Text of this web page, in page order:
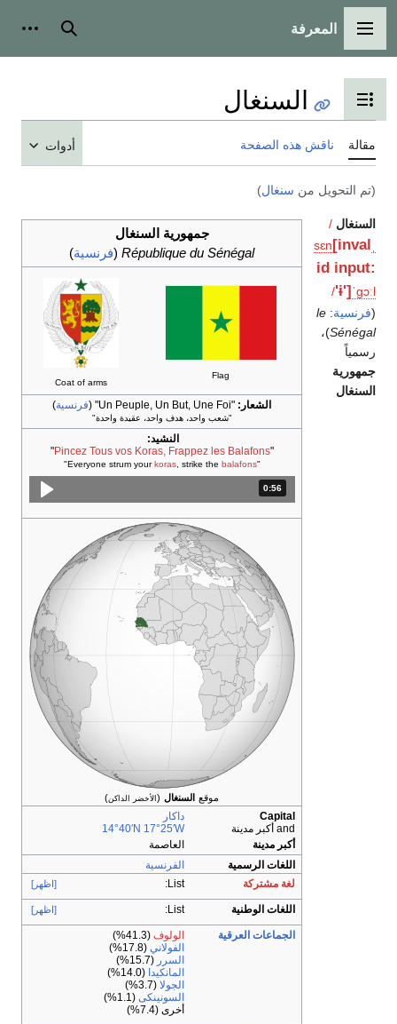
القائمة الرئيسية
المعرفة بحث
تبديل عرض جدول المحتويات
السنغال
مقالة ناقش هذه الصفحة أدوات
(تم التحويل من سنغال)
جمهورية السنغال
République du Sénégal
(فرنسية)
Flag
Coat of arms
الشعار: "Un Peuple, Un But, Une Foi"
(فرنسية)
"شعب واحد، هدف واحد، عقيدة واحدة"
النشيد:
"
Pincez Tous vos Koras, Frappez les Balafons
"
"Everyone strum your
koras, strike the balafons
"
المدة: 56 ثانية.
0:56
موقع السنغال (الأخضر الداكن)
Capital
and أكبر مدينة
داكار
14°40′N 17°25′W
أكبر مدينة
العاصمة
اللغات الرسمية
الفرنسية
لغة مشتركة
List: [اظهر]
اللغات الوطنية List: [اظهر]
الجماعات العرقية الولوف (41.3%)
الفولاني (17.8%)
السرر (15.7%)
المانكيدا (14.0%)
الجولا (3.7%)
السونينكى (1.1%)
أخرى (7.4%)
السنغال /
sɛn[inval
id input:
'ɨ']ˈɡɔːl
/
(فرنسية:
le
Sénégal)،
رسمياً
جمهورية
السنغال